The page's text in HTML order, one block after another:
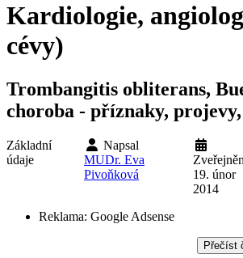
Kardiologie,
cévy)
Trombangitis obliterans,
choroba - příznaky,
Základní
údaje
Napsal
MUDr. Eva
Pivoňková
19. únor
2014
Reklama: Google Adsense
Přečíst